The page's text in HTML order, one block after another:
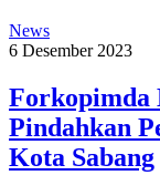
News
6 Desember 2023
Forkopimda
Pindahkan
Kota Sabang